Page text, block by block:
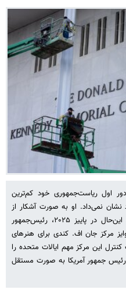
اول ریاست‌جمهوری خود کم‌ترین
نشان نمی‌داد. او به صورت آشکار از
حضور در این مرکز خودداری می‌کرد. با این‌حال در پاییز ۲۰۲۵، رئیس‌جمهور
مرکز جان اف. کندی برای هنرهای
این مرکز مهم ایالات متحده را
جمهور آمریکا به صورت مستقل